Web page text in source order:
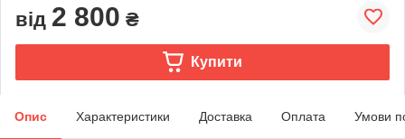
від 2 800 ₴
Купити
Опис Характеристики Доставка Оплата Умови